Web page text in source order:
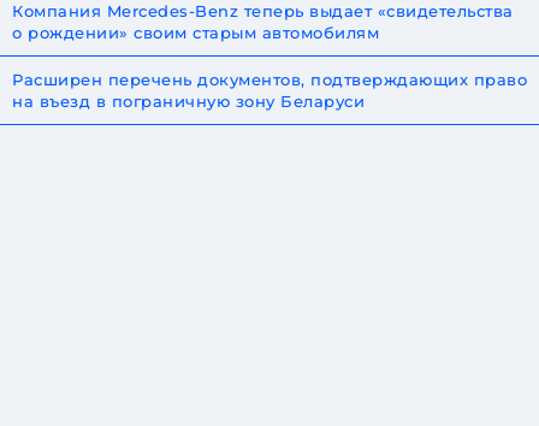
Компания Mercedes-Benz теперь выдает «свидетельства
о рождении» своим старым автомобилям
Расширен перечень документов, подтверждающих право
на въезд в пограничную зону Беларуси